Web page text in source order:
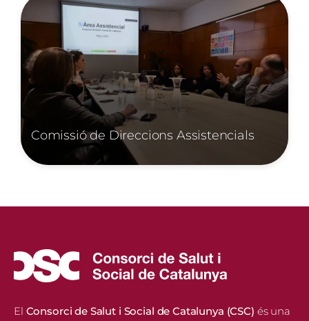
Comissió de Direccions Assistencials
El Consorci de Salut i Social de Catalunya (CSC) és una